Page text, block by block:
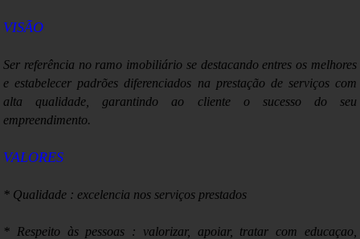
VISÃO
Ser referência no ramo imobiliário se destacando entres os melhores
e estabelecer padrões diferenciados na prestação de serviços com
alta qualidade, garantindo ao cliente o sucesso do seu
empreendimento.
VALORES
* Qualidade : excelencia nos serviços prestados
* Respeito às pessoas : valorizar, apoiar, tratar com educaçao,